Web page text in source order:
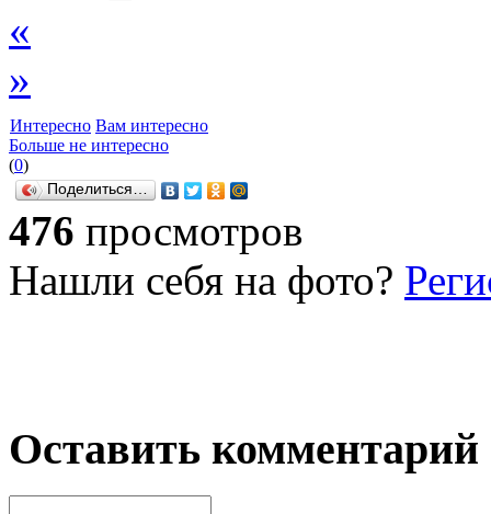
«
»
Интересно Вам интересно
Больше не интересно
(0)
Поделиться…
476 просмотров
Нашли себя на фото?
Оставить комментарий